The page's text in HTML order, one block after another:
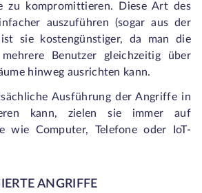
zu kompromittieren. Diese Art des
auszuführen (sogar aus der
ist sie kostengünstiger, da man die
Benutzer gleichzeitig über
hinweg ausrichten kann.
Ausführung der Angriffe in
kann, zielen sie immer auf
wie Computer, Telefone oder IoT-
ANGRIFFE